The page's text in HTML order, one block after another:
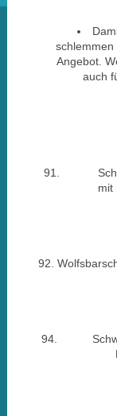
schlemmen
Angebot.
auch
91.
mit
92.
94.